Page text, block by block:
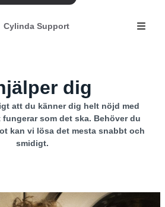
Cylinda Support
dig
att du känner dig helt nöjd med
som det ska. Behöver du
kan vi lösa det mesta snabbt och
smidigt.